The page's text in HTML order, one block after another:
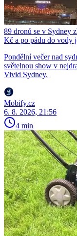
89 dronů se v Sydney
Kč a po pádu do vody
Pondělní večer nad
světelnou show v
Vivid Sydney.
Mobify.cz
6. 8. 2026, 21:56
4 min